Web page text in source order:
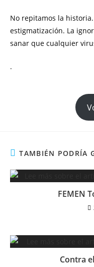
No repitamos la
estigmatización. La
sanar que cualquier
.
TAMBIÉN PODRÍA
FEMEN
Contra